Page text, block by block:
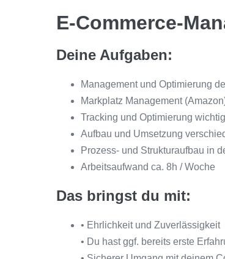
E-Commerce-
Deine Aufgaben:
Management und Optimierung
Markplatz Management
Tracking und Optimierung
Aufbau und Umsetzung
Prozess- und Strukturaufbau in
Arbeitsaufwand ca. 8h / Woche
Das bringst du mit:
• Ehrlichkeit und Zuverlässigkeit
• Du hast ggf. bereits erste